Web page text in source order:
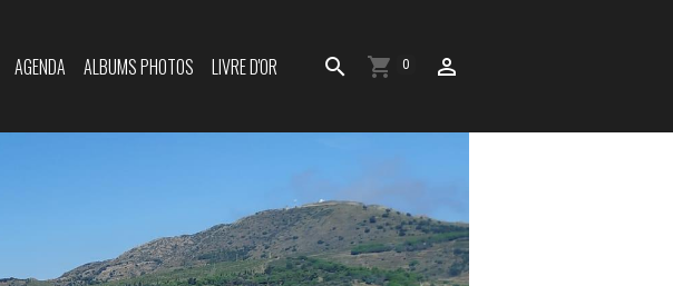
AGENDA ALBUMS PHOTOS LIVRE D'OR 0